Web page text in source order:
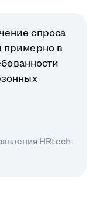
спроса
примерно в
HRtech